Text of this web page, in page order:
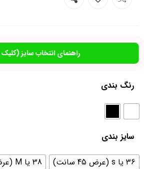
راهنمای انتخاب سایز
رنگ بندی
سایز بندی
36 یا s (عرض 45 سانت)
38 یا M (عرض 46سانت)